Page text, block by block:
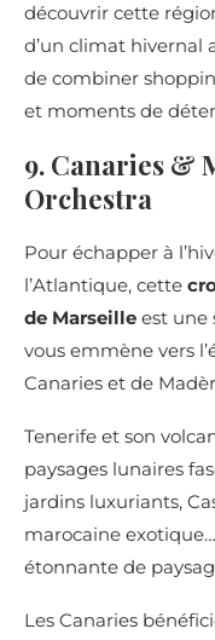
découvrir cette
d’un climat hivernal
de combiner
et moments de
9. Canaries &
Orchestra
Pour échapper à
l’Atlantique, cette
de Marseille est une
vous emmène vers
Canaries et de
Tenerife et son
paysages lunaires
jardins luxuriants,
marocaine
étonnante de
Les Canaries